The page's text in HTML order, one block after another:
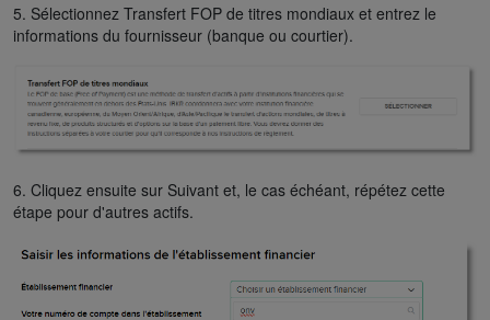
5. Sélectionnez Transfert FOP de titres mondiaux et entrez le
informations du fournisseur (banque ou courtier).
6. Cliquez ensuite sur Suivant et, le cas échéant, répétez cette
étape pour d'autres actifs.